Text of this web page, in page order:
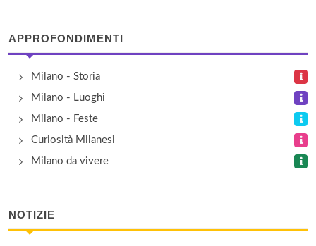
APPROFONDIMENTI
Milano - Storia
Milano - Luoghi
Milano - Feste
Curiosità Milanesi
Milano da vivere
NOTIZIE